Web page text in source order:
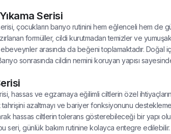
Serisi
çocukların banyo rutinini hem eğlenceli hem de
formüller, cildi kurutmadan temizler ve
arasında da beğeni toplamaktadır.
sonrasında cildin nemini koruyan yapısı
hassas ve egzamaya eğilimli ciltlerin özel
tahrişini azaltmayı ve bariyer fonksiyonunu
hassas ciltlerin tolerans gösterebileceği bir yapı
seri, günlük bakım rutinine kolayca entegre edilebilir.